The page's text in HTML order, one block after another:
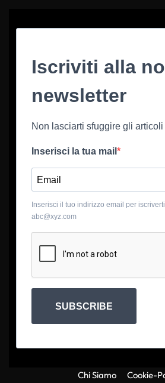
Iscriviti alla
newsletter
Non lasciarti sfuggire gli
Inserisci la tua mail
Inserisci il tuo indirizzo email per
abc@xyz.com
SUBSCRIBE
Chi Siamo Cookie-